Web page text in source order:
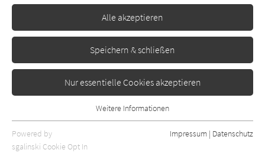
Erschienen: Juli 2023 Bibliogr. Angaben
Alle akzeptieren
Speichern & schließen
Nur essentielle Cookies akzeptieren
Essentielle Cookies werden für grundlegende Funktionen der
Webseite benötigt. Dadurch ist gewährleistet, dass die Webseite
Weitere Informationen
Powered by
sgalinski Cookie Opt In
Impressum | Datenschutz